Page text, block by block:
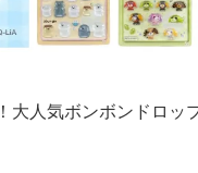
大人気ボンボンドロッ